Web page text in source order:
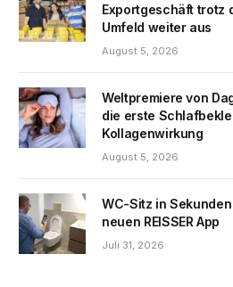
Exportgeschäft trotz
Umfeld weiter aus
August 5, 2026
Weltpremiere von
die erste
Kollagenwirkung
August 5, 2026
WC-Sitz in
neuen REISSER App
Juli 31, 2026